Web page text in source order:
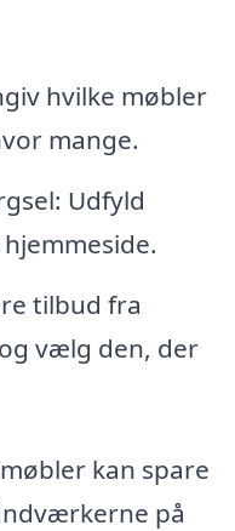
hvilke møbler
mange.
Udfyld
tilbud fra
vælg den, der
kan spare
på